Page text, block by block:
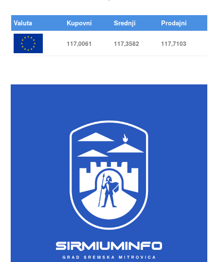
Valuta Kupovni Srednji Prodajni
117,0061 117,3582 117,7103